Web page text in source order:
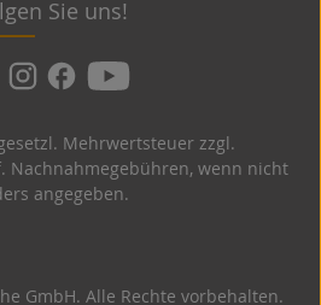
Sie uns!
GmbH. Alle Rechte vorbehalten.
Mehrwertsteuer zzgl.
Nachnahmegebühren, wenn nicht
angegeben.